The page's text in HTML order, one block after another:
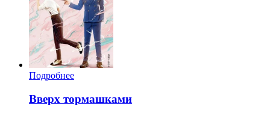
Подробнее
Вверх тормашками